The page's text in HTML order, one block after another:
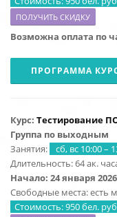
ПОЛУЧИТЬ СКИДКУ
Возможна оплата по
ПРОГРАММА
Курс: Тестирование
Группа по выходным
Занятия:
сб, вс 10:00 –
Длительность: 64 ак.
Начало: 24 января 2026
Свободные места: есть
Стоимость: 950 бел.